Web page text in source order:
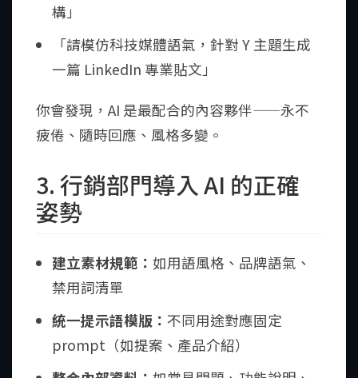
構」
「請模仿科技媒體語氣，針對 Y 主題生成
一篇 LinkedIn 專業貼文」
你會發現，AI 是最配合的內容夥伴——永不
疲倦、隨時回應、風格多變。
3. 行銷部門導入 AI 的正確
姿勢
建立素材規範： 如用語風格、品牌語氣、
禁用詞清單
統一提示語模版： 不同用途對應固定
prompt（如提案、產品介紹）